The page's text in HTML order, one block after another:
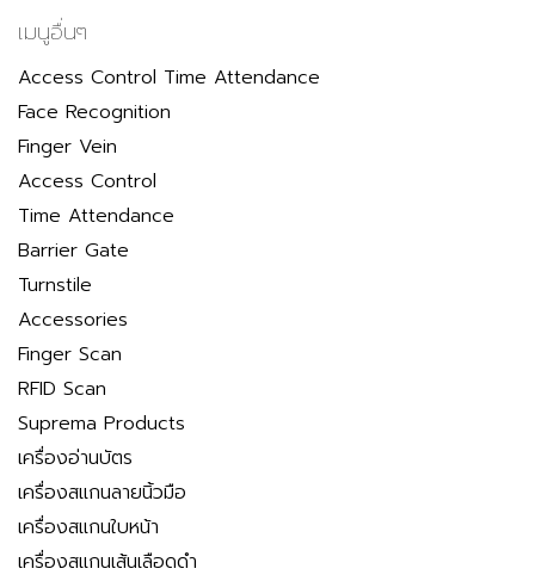
เมนูอื่นๆ
Access Control Time Attendance
Face Recognition
Finger Vein
Access Control
Time Attendance
Barrier Gate
Turnstile
Accessories
Finger Scan
RFID Scan
Suprema Products
เครื่องอ่านบัตร
เครื่องสแกนลายนิ้วมือ
เครื่องสแกนใบหน้า
เครื่องสแกนเส้นเลือดดำ